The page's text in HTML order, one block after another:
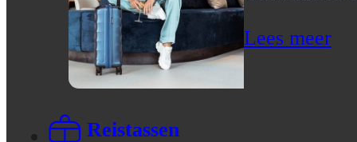
Lees meer
Reistassen